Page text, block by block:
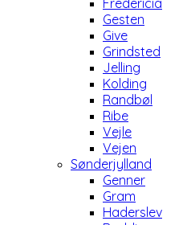
Fredericia
Gesten
Give
Grindsted
Jelling
Kolding
Randbøl
Ribe
Vejle
Vejen
Sønderjylland
Genner
Gram
Haderslev